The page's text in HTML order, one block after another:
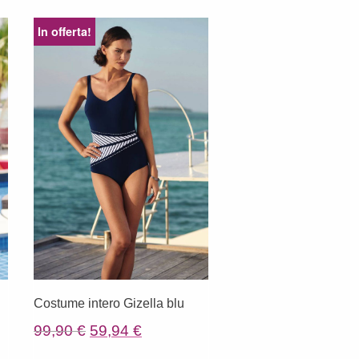
In offerta!
Costume intero Gizella blu
99,90€ Il
59,94 €